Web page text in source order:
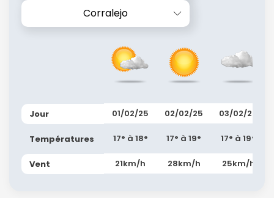
Corralejo
Jour
Températures
Vent
01/02/25
17° à 18°
21km/h
02/02/25
17° à 19°
28km/h
03/02/25
17° à 19°
25km/h